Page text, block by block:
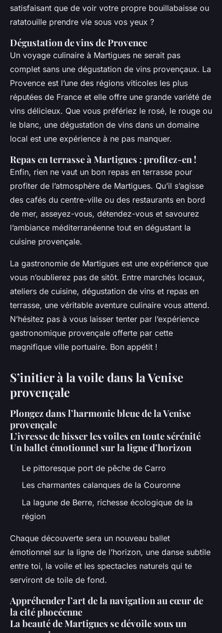
satisfaisant que de voir votre propre bouillabaisse ou
ratatouille prendre vie sous vos yeux ?
Dégustation de vins de Provence
Un voyage culinaire à Martigues ne serait pas
complet sans une dégustation de vins provençaux. La
Provence est l’une des régions viticoles les plus
réputées de France et elle offre une grande variété de
vins délicieux. Que vous préfériez le rosé, le rouge ou
le blanc, une dégustation de vins dans un domaine
local est une expérience à ne pas manquer.
Repas en terrasse à Martigues : profitez-en !
Enfin, rien ne vaut un bon repas en terrasse pour
profiter de l’atmosphère de Martigues. Qu’il s’agisse
des cafés du centre-ville ou des restaurants en bord
de mer, asseyez-vous, détendez-vous et savourez
l’ambiance méditerranéenne tout en dégustant la
cuisine provençale.
La gastronomie de Martigues est une expérience que
vous n’oublierez pas de sitôt. Entre marchés locaux,
ateliers de cuisine, dégustation de vins et repas en
terrasse, une véritable aventure culinaire vous attend.
N’hésitez pas à vous laisser tenter par l’expérience
gastronomique provençale offerte par cette
magnifique ville portuaire. Bon appétit !
S’initier à la voile dans la Venise
provençale
Plongez dans l’harmonie bleue de la Venise
provençale
L’ivresse de hisser les voiles en toute sérénité
Un ballet émotionnel sur la ligne d’horizon
Le pittoresque port de pêche de Carro
Les charmantes calanques de la Couronne
La lagune de Berre, richesse écologique de la
région
Chaque découverte sera un nouveau ballet
émotionnel sur la ligne de l’horizon, une danse subtile
entre toi, la voile et les spectacles naturels qui te
serviront de toile de fond.
Appréhender l’art de la navigation au cœur de
la cité phocéenne
La beauté de Martigues se dévoile sous un